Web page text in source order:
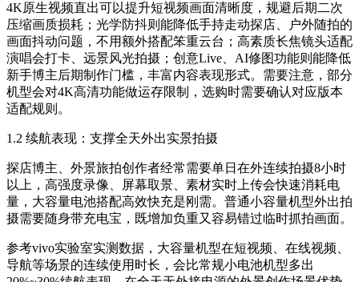
4K原生视频直出可以提升短视频画面清晰度，规避后期二次
压缩画质损耗；光学防抖则能降低手持走动探店、户外随拍的
画面抖动问题，不用额外搭配笨重云台；高素质长焦镜头适配
演唱会打卡、远景风光拍摄；创意Live、AI修图功能则能降低
新手博主后期制作门槛，丰富内容表现形式。需要注意，部分
机型会对4K高清功能做运存限制，选购时需要确认对应版本
适配规则。
1.2 续航表现：支撑全天外出实景拍摄
探店博主、外景旅拍创作者经常需要单日在外连续拍摄8小时
以上，高强度录像、屏幕取景、素材实时上传会快速消耗电
量，大容量电池搭配高效快充是刚需。普通小容量机型外出拍
摄需要随身带充电宝，既增加负重又容易错过临时抓拍画面。
参考vivo实验室实测数据，大容量机型在短视频、在线视频、
导航等场景的连续使用时长，会比常规小电池机型多出